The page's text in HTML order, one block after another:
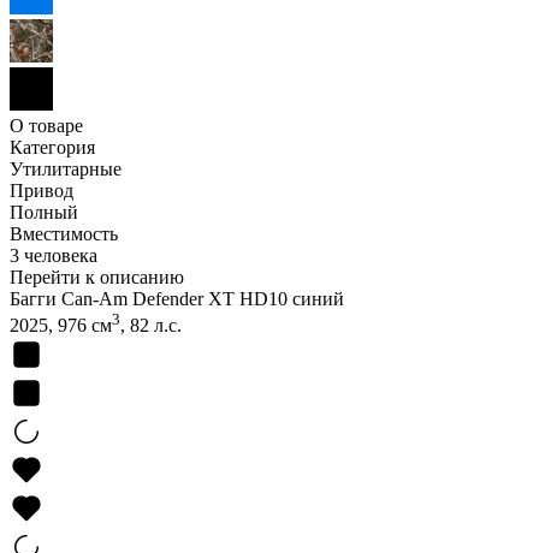
О товаре
Категория
Утилитарные
Привод
Полный
Вместимость
3 человека
Перейти к описанию
Багги Can-Am Defender XT HD10 синий
2025, 976 см3, 82 л.с.